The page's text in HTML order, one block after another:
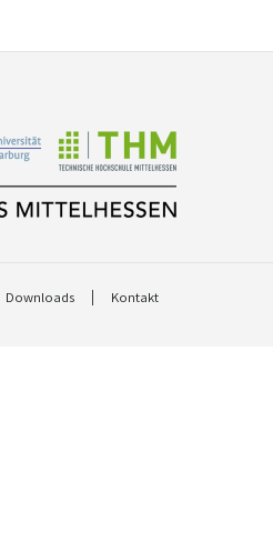
Downloads Kontakt